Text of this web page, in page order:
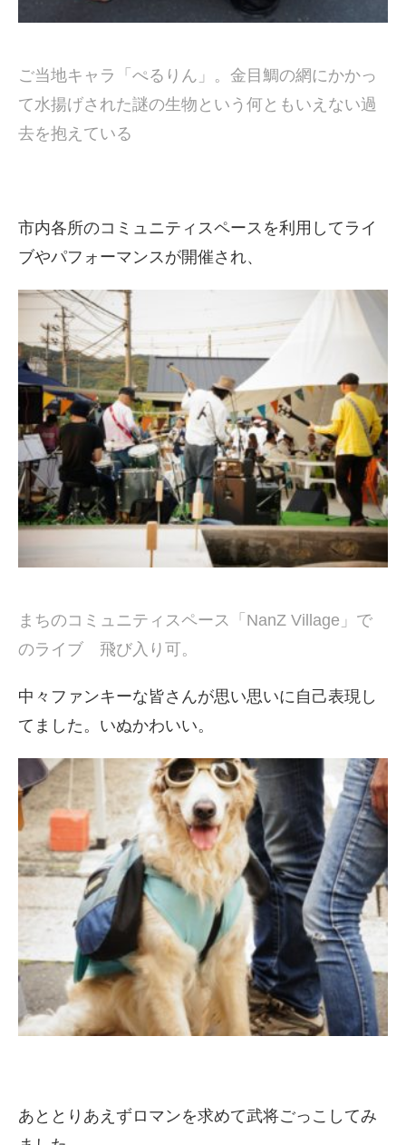
ご当地キャラ「ぺるりん」。金目鯛の網にかかっ
て水揚げされた謎の生物という何ともいえない過
去を抱えている
市内各所のコミュニティスペースを利用してライ
ブやパフォーマンスが開催され、
まちのコミュニティスペース「NanZ Village」で
のライブ 飛び入り可。
中々ファンキーな皆さんが思い思いに自己表現し
てました。いぬかわいい。
あととりあえずロマンを求めて武将ごっこしてみ